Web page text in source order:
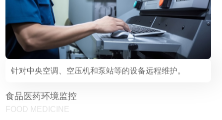
针对中央空调、空压机和泵站等的设备远程维护。
食品医药环境监控
FOOD MEDICINE